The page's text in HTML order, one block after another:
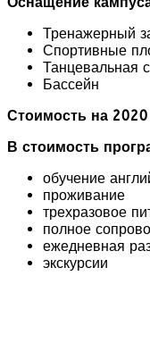
Тренажерный
Спортивные
Танцевальная
Бассейн
Стоимость на 2020
В стоимость
обучение
проживание
трехразовое
полное
ежедневная
экскурсии